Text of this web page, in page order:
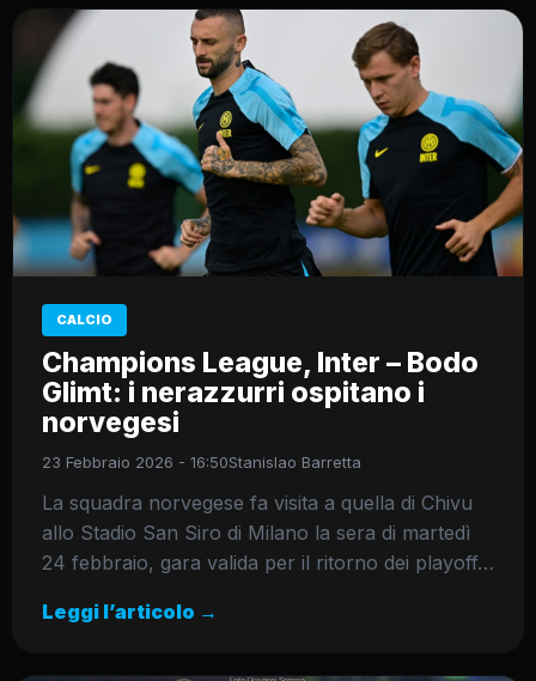
CALCIO
Champions League, Inter – Bodo
Glimt: i nerazzurri ospitano i
norvegesi
23 Febbraio 2026 - 16:50Stanislao Barretta
La squadra norvegese fa visita a quella di Chivu
allo Stadio San Siro di Milano la sera di martedì
24 febbraio, gara valida per il ritorno dei playoff…
Leggi l’articolo →